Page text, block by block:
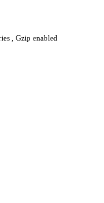
, Gzip enabled